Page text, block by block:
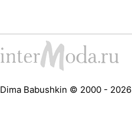
Dima Babushkin © 2000 - 2026